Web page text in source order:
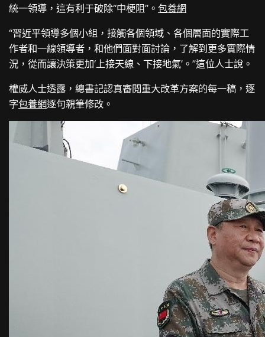
統一領導，這有利于破除“中梗阻”。包養網
“習近平領導多個小組，接觸各個領域、各個層面的實際工
作者和一線領導者，和他們面對面討論，了解到更多實際情
況，從而讓決策更加‘上接天線、下接地氣’。”這位人士說。
權威人士透露，總書記認真審閱重大改革方案的每一稿，逐
字包養網逐句親筆修改。